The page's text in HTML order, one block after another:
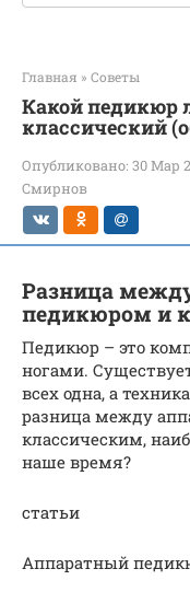
Главная » Советы
Какой педикюр
классический
Опубликовано: 30 Мар
Смирнов
Разница
педикюром и
Педикюр – это
ногами.
всех одна, а
разница между
классическим,
наше время?
статьи
Аппаратный